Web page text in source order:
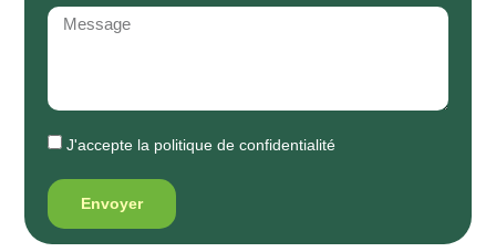
J'accepte la politique de confidentialité
Envoyer